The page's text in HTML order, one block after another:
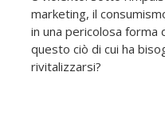
marketing, il
in una pericolosa forma
questo ciò di cui ha
rivitalizzarsi?